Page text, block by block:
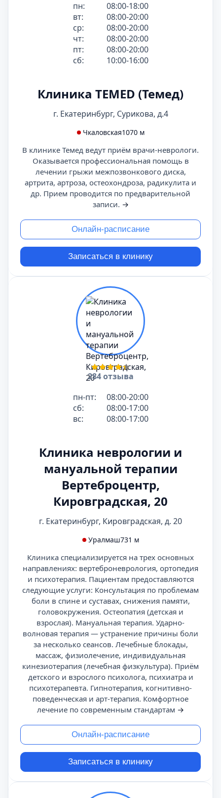
пн:
08:00-18:00
вт:
08:00-20:00
ср:
08:00-20:00
чт:
08:00-20:00
пт:
08:00-20:00
сб:
10:00-16:00
Клиника TEMED (Темед)
г. Екатеринбург, Сурикова, д.4
Чкаловская1070 м
В клинике Темед ведут приём врачи-неврологи.
Оказывается профессиональная помощь в
лечении грыжи межпозвонкового диска,
артрита, артроза, остеохондроза, радикулита и
др. Прием проводится по предварительной
записи. →
Онлайн-расписание
Записаться в клинику
284 отзыва
пн-пт:
08:00-20:00
сб:
08:00-17:00
вс:
08:00-17:00
Клиника неврологии и
мануальной терапии
Вертеброцентр,
Кировградская, 20
г. Екатеринбург, Кировградская, д. 20
Уралмаш731 м
Клиника специализируется на трех основных
направлениях: вертеброневрология, ортопедия
и психотерапия. Пациентам предоставляются
следующие услуги: Консультация по проблемам
боли в спине и суставах, снижения памяти,
головокружения. Остеопатия (детская и
взрослая). Мануальная терапия. Ударно-
волновая терапия — устранение причины боли
за несколько сеансов. Лечебные блокады,
массаж, физиолечение, индивидуальная
кинезиотерапия (лечебная физкультура). Приём
детского и взрослого психолога, психиатра и
психотерапевта. Гипнотерапия, когнитивно-
поведенческая и арт-терапия. Комфортное
лечение по современным стандартам →
Онлайн-расписание
Записаться в клинику